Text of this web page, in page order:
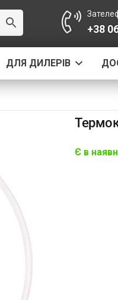
+38
ДЛЯ ДИЛЕРІВ
Є в